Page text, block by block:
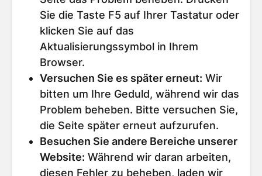
Sie die Taste F5 auf Ihrer Tastatur oder
klicken Sie auf das
Aktualisierungssymbol in Ihrem
Browser.
Versuchen Sie es später erneut: Wir
bitten um Ihre Geduld, während wir das
Problem beheben. Bitte versuchen Sie,
die Seite später erneut aufzurufen.
Besuchen Sie andere Bereiche unserer
Website: Während wir daran arbeiten,
diesen Fehler zu beheben, laden wir